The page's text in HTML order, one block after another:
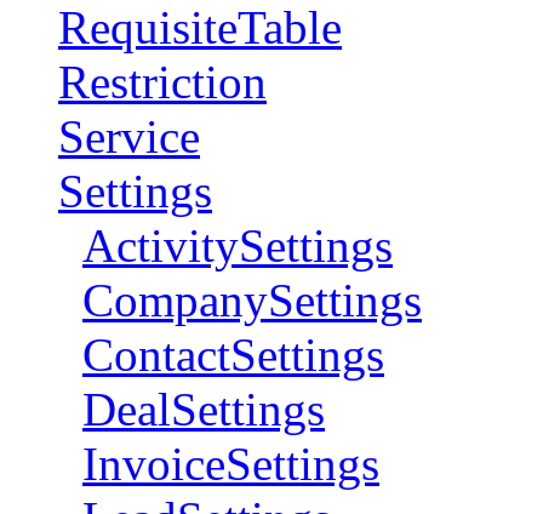
RequisiteTable
Restriction
Service
Settings
ActivitySettings
CompanySettings
ContactSettings
DealSettings
InvoiceSettings